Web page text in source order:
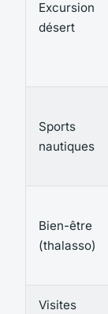
Excursion
désert
Sports
nautiques
Bien-être
(thalasso)
Visites